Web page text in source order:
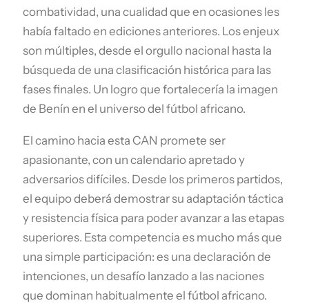
combatividad, una cualidad que en ocasiones les
había faltado en ediciones anteriores. Los enjeux
son múltiples, desde el orgullo nacional hasta la
búsqueda de una clasificación histórica para las
fases finales. Un logro que fortalecería la imagen
de Benín en el universo del fútbol africano.
El camino hacia esta CAN promete ser
apasionante, con un calendario apretado y
adversarios difíciles. Desde los primeros partidos,
el equipo deberá demostrar su adaptación táctica
y resistencia física para poder avanzar a las etapas
superiores. Esta competencia es mucho más que
una simple participación: es una declaración de
intenciones, un desafío lanzado a las naciones
que dominan habitualmente el fútbol africano.